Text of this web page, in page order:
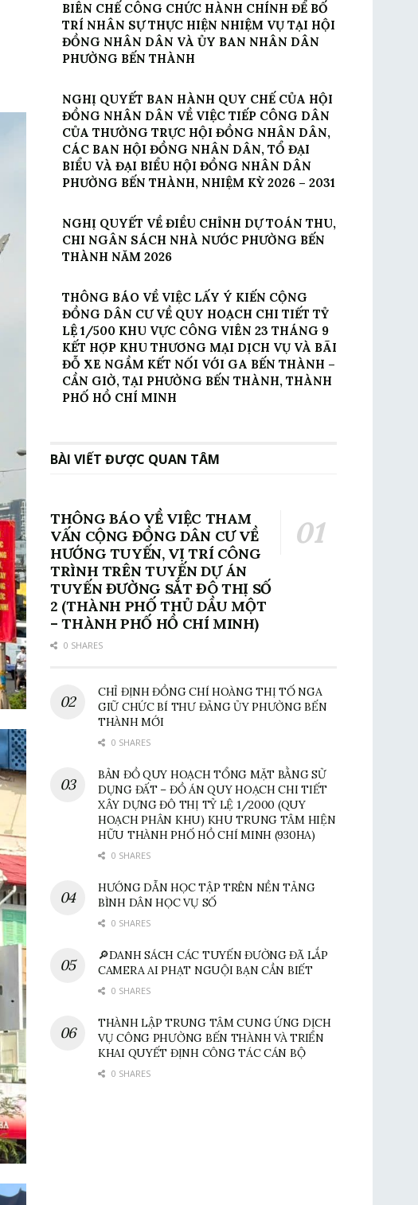
BIÊN CHẾ CÔNG CHỨC HÀNH CHÍNH ĐỂ BỐ
TRÍ NHÂN SỰ THỰC HIỆN NHIỆM VỤ TẠI HỘI
ĐỒNG NHÂN DÂN VÀ ỦY BAN NHÂN DÂN
PHƯỜNG BẾN THÀNH
NGHỊ QUYẾT BAN HÀNH QUY CHẾ CỦA HỘI
ĐỒNG NHÂN DÂN VỀ VIỆC TIẾP CÔNG DÂN
CỦA THƯỜNG TRỰC HỘI ĐỒNG NHÂN DÂN,
CÁC BAN HỘI ĐỒNG NHÂN DÂN, TỔ ĐẠI
BIỂU VÀ ĐẠI BIỂU HỘI ĐỒNG NHÂN DÂN
PHƯỜNG BẾN THÀNH, NHIỆM KỲ 2026 – 2031
NGHỊ QUYẾT VỀ ĐIỀU CHỈNH DỰ TOÁN THU,
CHI NGÂN SÁCH NHÀ NƯỚC PHƯỜNG BẾN
THÀNH NĂM 2026
THÔNG BÁO VỀ VIỆC LẤY Ý KIẾN CỘNG
ĐỒNG DÂN CƯ VỀ QUY HOẠCH CHI TIẾT TỶ
LỆ 1/500 KHU VỰC CÔNG VIÊN 23 THÁNG 9
KẾT HỢP KHU THƯƠNG MẠI DỊCH VỤ VÀ BÃI
ĐỖ XE NGẦM KẾT NỐI VỚI GA BẾN THÀNH –
CẦN GIỜ, TẠI PHƯỜNG BẾN THÀNH, THÀNH
PHỐ HỒ CHÍ MINH
BÀI VIẾT ĐƯỢC QUAN TÂM
THÔNG BÁO VỀ VIỆC THAM
VẤN CỘNG ĐỒNG DÂN CƯ VỀ
HƯỚNG TUYẾN, VỊ TRÍ CÔNG
TRÌNH TRÊN TUYẾN DỰ ÁN
TUYẾN ĐƯỜNG SẮT ĐÔ THỊ SỐ
2 (THÀNH PHỐ THỦ DẦU MỘT
– THÀNH PHỐ HỒ CHÍ MINH)
0 SHARES
CHỈ ĐỊNH ĐỒNG CHÍ HOÀNG THỊ TỐ NGA
GIỮ CHỨC BÍ THƯ ĐẢNG ỦY PHƯỜNG BẾN
THÀNH MỚI
0 SHARES
BẢN ĐỒ QUY HOẠCH TỔNG MẶT BẰNG SỬ
DỤNG ĐẤT – ĐỒ ÁN QUY HOẠCH CHI TIẾT
XÂY DỰNG ĐÔ THỊ TỶ LỆ 1/2000 (QUY
HOẠCH PHÂN KHU) KHU TRUNG TÂM HIỆN
HỮU THÀNH PHỐ HỒ CHÍ MINH (930HA)
0 SHARES
HƯỚNG DẪN HỌC TẬP TRÊN NỀN TẢNG
BÌNH DÂN HỌC VỤ SỐ
0 SHARES
🔎DANH SÁCH CÁC TUYẾN ĐƯỜNG ĐÃ LẮP
CAMERA AI PHẠT NGUỘI BẠN CẦN BIẾT
0 SHARES
THÀNH LẬP TRUNG TÂM CUNG ỨNG DỊCH
VỤ CÔNG PHƯỜNG BẾN THÀNH VÀ TRIỂN
KHAI QUYẾT ĐỊNH CÔNG TÁC CÁN BỘ
0 SHARES